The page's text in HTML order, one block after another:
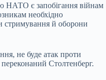
НАТО є запобігання війнам
необхідно
стримування й оборони
не буде атак проти
Столтенберг.